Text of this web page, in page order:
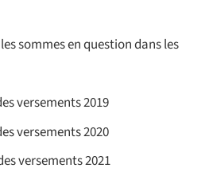
sommes en question dans les
versements 2019
versements 2020
versements 2021